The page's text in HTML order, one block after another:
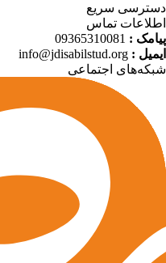
سریع
تماس
:
09365310081
:
info@jdisabilstud.org
اجتماعی